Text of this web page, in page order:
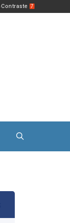
Contraste 7